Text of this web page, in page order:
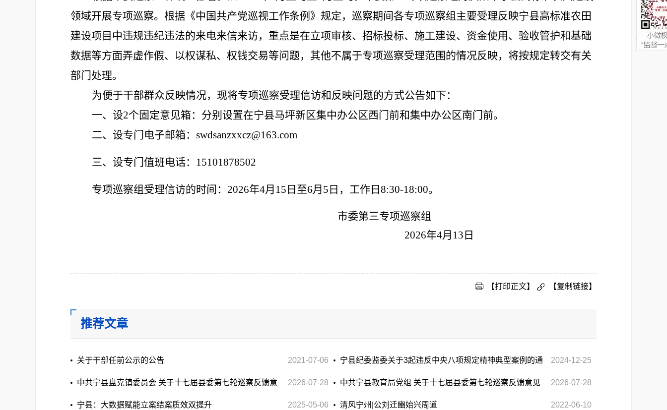
领域开展专项巡察。 根据《中国共产党巡视工作条例》规定，巡察期间各专项巡察组主要受理反映宁县高标准农田
建设项目中违规违纪违法的来电来信来访，重点是在立项审核、招标投标、施工建设、资金使用、验收管护和基础
数据等方面弄虚作假、以权谋私、权钱交易等问题， 其他不属于专项巡察受理范围的情况反映，将按规定转交有关
部门处理。
为便于干部群众反映情况，现将专项巡察受理信访和反映问题的方式公告如下：
一、设2个固定意见箱：分别设置在宁县马坪新区集中办公区西门前和集中办公区南门前。
二、设专门电子邮箱： swdsanzxxcz@163.com
三、设专门值班电话： 15101878502
专项巡察组受理信访的时间： 2026年4月 15 日至6月 5 日 ，工作日 8:30-18:00。
市委第三专项巡察组
2026年4月 13 日
【打印正文】 【复制链接】
推荐文章
2021-07-06
关于干部任前公示的公告 2024-12-25
宁县纪委监委关于3起违反中央八项规定精神典型案例的通
报
2026-07-28
中共宁县盘克镇委员会 关于十七届县委第七轮巡察反馈意
见整改落实进展情况的通报
2026-07-28
中共宁县教育局党组 关于十七届县委第七轮巡察反馈意见
整改落实进展情况的通报
2025-05-06
宁县：大数据赋能立案结案质效双提升 2022-06-10
清风宁州|公刘迁豳始兴周道